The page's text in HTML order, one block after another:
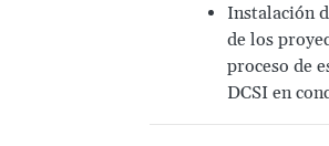
Instalación
de los
proceso de
DCSI en